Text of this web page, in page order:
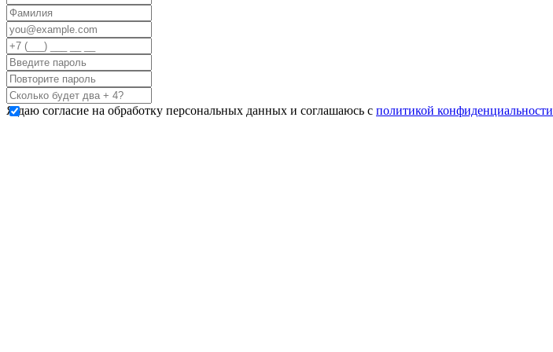
Я даю согласие на обработку персональных данных и соглашаюсь с политикой конфиденциальности